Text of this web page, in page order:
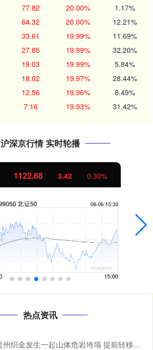
77.82 20.00% 1.17%
64.32 20.00% 12.21%
33.61 19.99% 11.69%
27.85 19.99% 32.20%
19.03 19.99% 5.84%
18.02 19.97% 28.44%
12.56 19.96% 8.49%
7.16 19.93% 31.42%
沪深京行情 实时轮播
1122.88 3.42 0.30%
热点资讯
宏盈国际配资官网 贵州织金发生一起山体危岩垮塌 提前转移未造成人员伤亡